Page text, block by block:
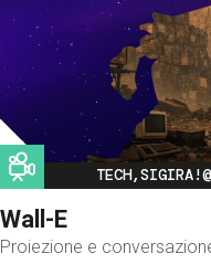
Image
Wall-E
Proiezione e